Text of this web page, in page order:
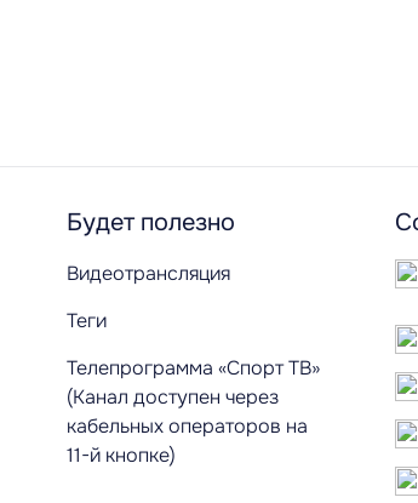
Будет полезно
Видеотрансляция
Теги
Телепрограмма «Спорт ТВ»
(Канал доступен через
кабельных операторов на
11-й кнопке)